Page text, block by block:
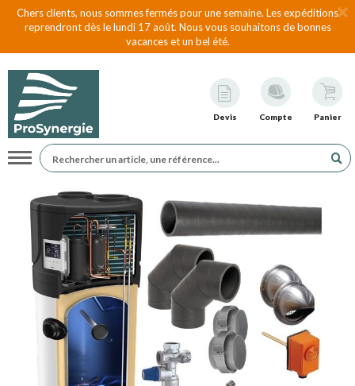
Chers clients, nous sommes fermés pour une semaine. Les expéditions
reprendront dès le lundi 17 août. Nous vous souhaitons de bonnes
vacances et un bel été.
Devis Compte Panier
Navigation